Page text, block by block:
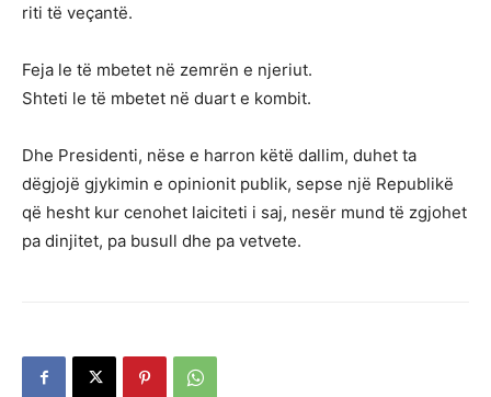
riti të veçantë.
Feja le të mbetet në zemrën e njeriut.
Shteti le të mbetet në duart e kombit.
Dhe Presidenti, nëse e harron këtë dallim, duhet ta
dëgjojë gjykimin e opinionit publik, sepse një Republikë
që hesht kur cenohet laiciteti i saj, nesër mund të zgjohet
pa dinjitet, pa busull dhe pa vetvete.